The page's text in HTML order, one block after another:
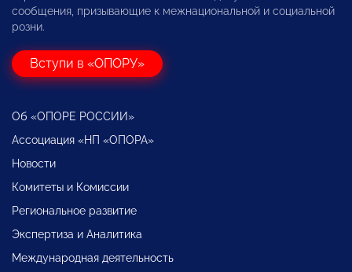
сообщения, призывающие к межнациональной и социальной
розни.
Вступи в «ОПОРУ»
Об «ОПОРЕ РОССИИ»
Ассоциация «НП «ОПОРА»
Новости
Комитеты и Комиссии
Региональное развитие
Экспертиза и Аналитика
Международная деятельность